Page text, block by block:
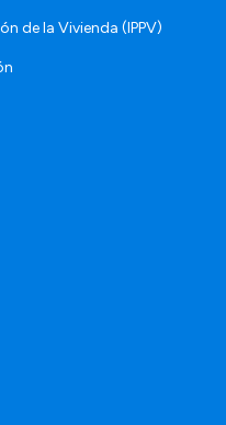
de la Vivienda (IPPV)